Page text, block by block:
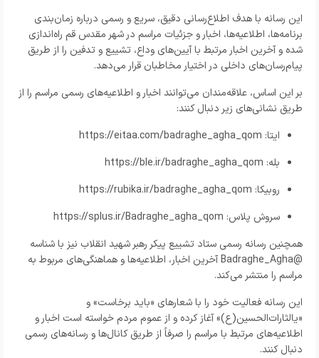
این رسانه با هدف اطلاع‌رسانی دقیق، سریع و رسمی درباره زمان‌بندی
برنامه‌ها، اطلاعیه‌ها، اخبار و جزئیات مراسم در شهر مقدس قم راه‌اندازی
شده و آخرین اخبار مرتبط با آیین‌های وداع، تشییع و تدفین را از طریق
پیام‌رسان‌های داخلی در اختیار مخاطبان قرار می‌دهد.
بر این اساس، علاقه‌مندان می‌توانند اخبار و اطلاعیه‌های رسمی مراسم را از
طریق نشانی‌های زیر دنبال کنند:
ایتا: https://eitaa.com/badraghe_agha_qom
بله: https://ble.ir/badraghe_agha_qom
روبیکا: https://rubika.ir/badraghe_agha_qom
سروش پلاس: https://splus.ir/Badraghe_agha_qom
همچنین رسانه رسمی ستاد تشییع پیکر رهبر شهید انقلاب نیز با شناسه
@Badraghe_Agha آخرین اخبار، اطلاعیه‌ها و هماهنگی‌های مربوط به
مراسم را منتشر می‌کند.
این رسانه فعالیت خود را با شعارهای «باید برخاست» و
«یالثارات‌الحسین(ع)» آغاز کرده و از عموم مردم خواسته است اخبار و
اطلاعیه‌های مرتبط با مراسم را صرفاً از طریق کانال‌ها و رسانه‌های رسمی
دنبال کنند.